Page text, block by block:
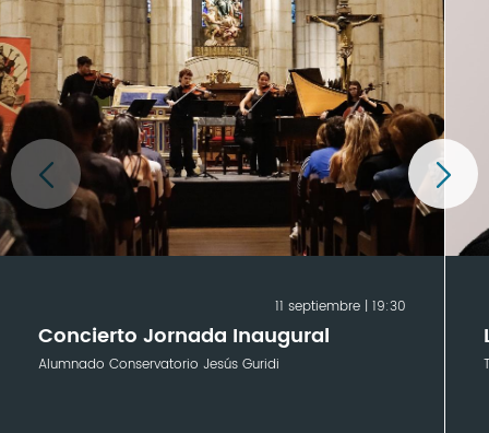
11 septiembre | 19:30
Concierto Jornada Inaugural
Alumnado Conservatorio Jesús Guridi